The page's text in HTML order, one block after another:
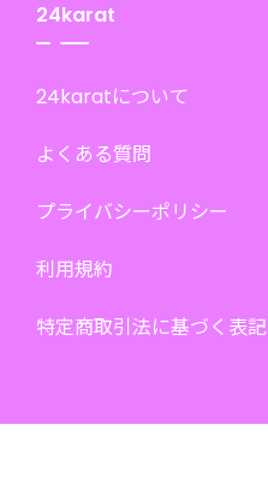
24karat
24karatについて
よくある質問
プライバシーポリシー
利用規約
特定商取引法に基づく表記